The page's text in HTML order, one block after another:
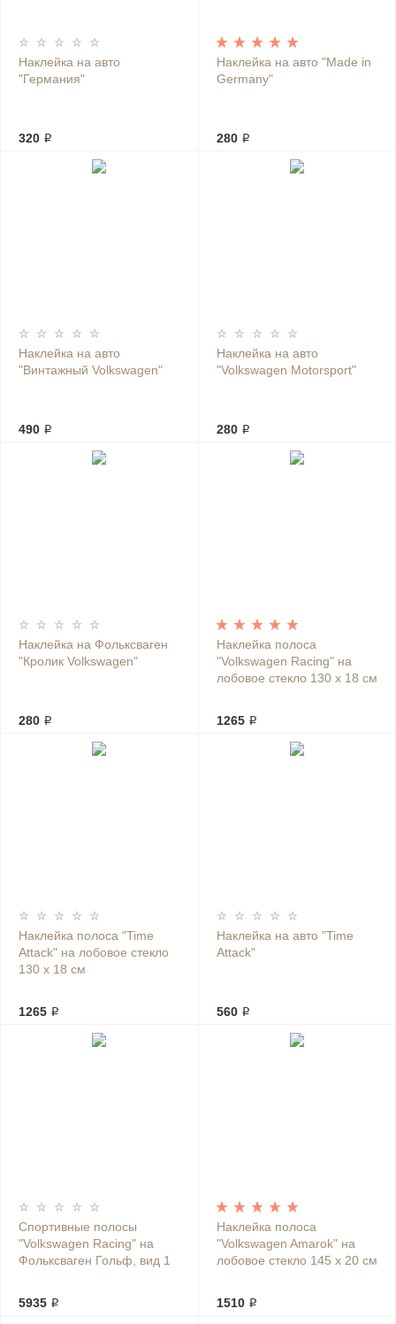
Наклейка на авто
"Германия"
320 ₽
Наклейка на авто "Made in
Germany"
280 ₽
Наклейка на авто
"Винтажный Volkswagen"
490 ₽
Наклейка на авто
"Volkswagen Motorsport"
280 ₽
Наклейка на Фольксваген
"Кролик Volkswagen"
280 ₽
Наклейка полоса
"Volkswagen Racing" на
лобовое стекло 130 х 18 см
1265 ₽
Наклейка полоса "Time
Attack" на лобовое стекло
130 х 18 см
1265 ₽
Наклейка на авто "Time
Attack"
560 ₽
Спортивные полосы
"Volkswagen Racing" на
Фольксваген Гольф, вид 1
5935 ₽
Наклейка полоса
"Volkswagen Amarok" на
лобовое стекло 145 х 20 см
1510 ₽